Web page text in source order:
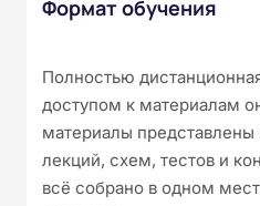
Формат обучения
Полностью
доступом к материалам
материалы представлены
лекций, схем, тестов и
всё собрано в одном